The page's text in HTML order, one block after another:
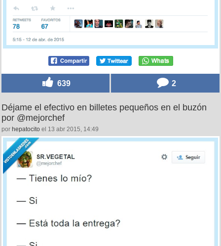
639 2
Déjame el efectivo en billetes pequeños en el buzón
por @mejorchef
por hepatocito el 13 abr 2015, 14:49